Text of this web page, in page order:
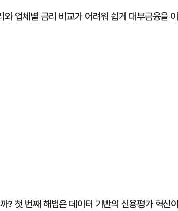
업체별 금리 비교가 어려워 쉽게 대부금융을
? 첫 번째 해법은 데이터 기반의 신용평가 혁신